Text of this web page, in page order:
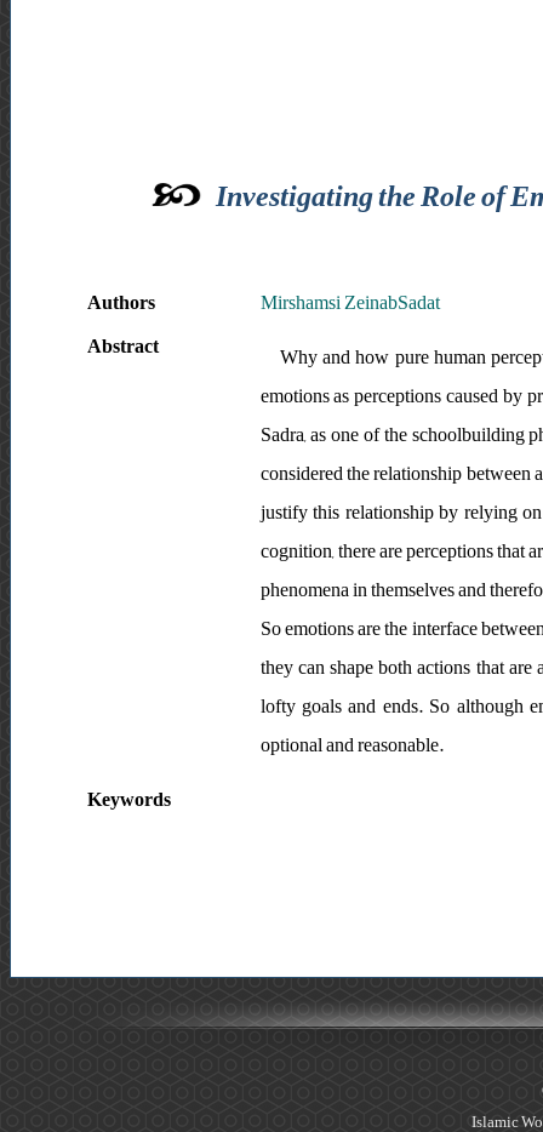
Investigating the Role of
Authors
Mirshamsi ZeinabSadat
Abstract
Why and how pure human
emotions as perceptions caused by
Sadra, as one of the schoolbuilding
considered the relationship
justify this relationship by relying
cognition, there are perceptions that
phenomena in themselves and
So emotions are the interface
they can shape both actions that
lofty goals and ends. So although
optional and reasonable.
Keywords
Islamic